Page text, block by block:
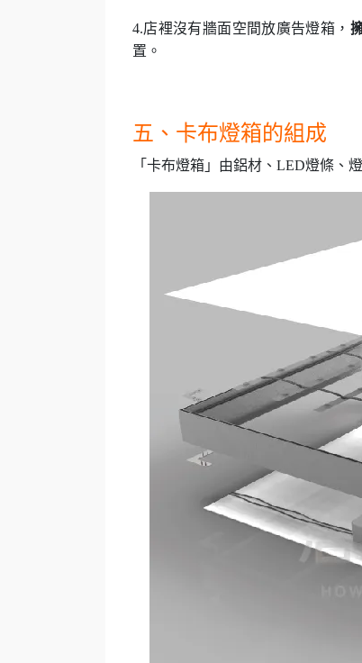
4.店裡沒有牆面空間放廣告燈箱，
置。
五、卡布燈箱的組成
「卡布燈箱」由鋁材、 LED燈條、